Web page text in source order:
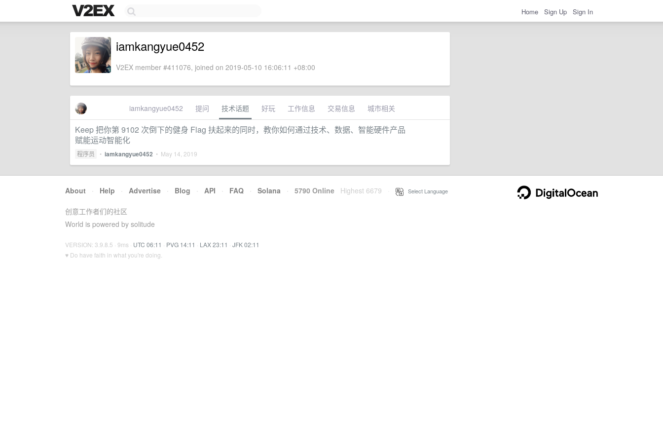
Home Sign Up Sign In
iamkangyue0452
V2EX member #411076, joined on 2019-05-10 16:06:11 +08:00
iamkangyue0452 提问 技术话题 好玩 工作信息 交易信息 城市相关
Keep 把你第 9102 次倒下的健身 Flag 扶起来的同时，教你如何通过技术、数据、智能硬件产品
赋能运动智能化
程序员 • iamkangyue0452 • May 14, 2019
About · Help · Advertise · Blog · API · FAQ · Solana · 5790 Online Highest 6679 Select Language
创意工作者们的社区
World is powered by solitude
VERSION: 3.9.8.5 · 9ms · UTC 06:11 · PVG 14:11 · LAX 23:11 · JFK 02:11
♥ Do have faith in what you're doing.